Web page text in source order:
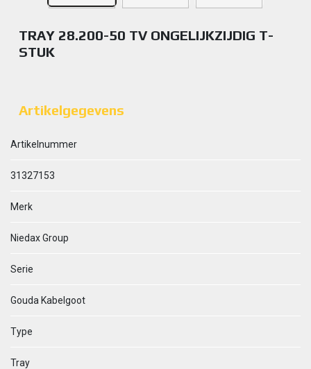
TRAY 28.200-50 TV ONGELIJKZIJDIG T-
STUK
Artikelgegevens
Artikelnummer
31327153
Merk
Niedax Group
Serie
Gouda Kabelgoot
Type
Tray